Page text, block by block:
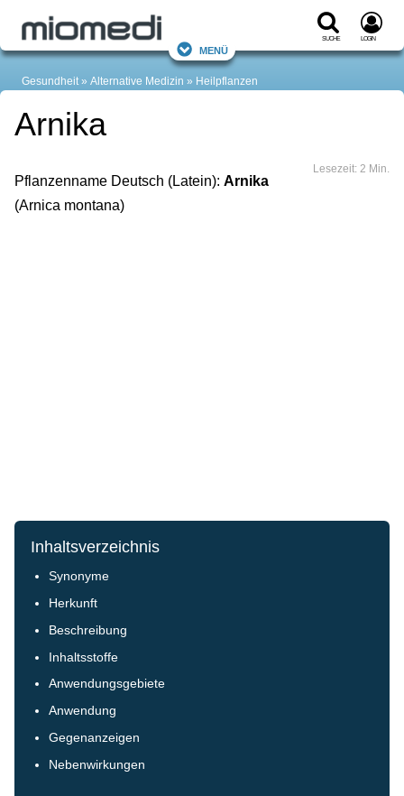
Suche Login
Menü
Gesundheit Alternative Medizin Heilpflanzen
Arnika
Lesezeit: 2 Min.
Pflanzenname Deutsch (Latein): Arnika
(Arnica montana)
Inhaltsverzeichnis
Synonyme
Herkunft
Beschreibung
Inhaltsstoffe
Anwendungsgebiete
Anwendung
Gegenanzeigen
Nebenwirkungen